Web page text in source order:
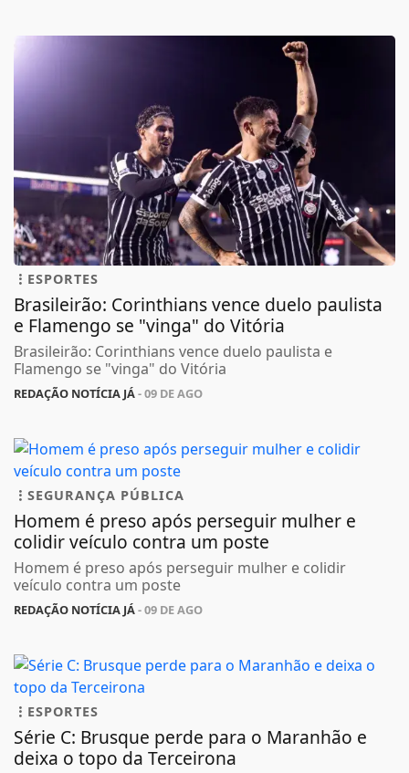
ESPORTES
Brasileirão: Corinthians vence duelo paulista
e Flamengo se "vinga" do Vitória
Brasileirão: Corinthians vence duelo paulista e
Flamengo se "vinga" do Vitória
REDAÇÃO NOTÍCIA JÁ- 09 DE AGO
SEGURANÇA PÚBLICA
Homem é preso após perseguir mulher e
colidir veículo contra um poste
Homem é preso após perseguir mulher e colidir
veículo contra um poste
REDAÇÃO NOTÍCIA JÁ- 09 DE AGO
ESPORTES
Série C: Brusque perde para o Maranhão e
deixa o topo da Terceirona